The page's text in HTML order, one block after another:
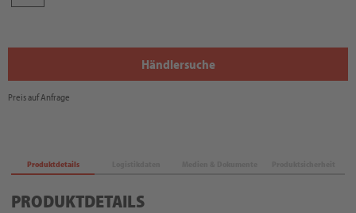
Händlersuche
Preis auf Anfrage
Produktdetails
PRODUKTDETAILS